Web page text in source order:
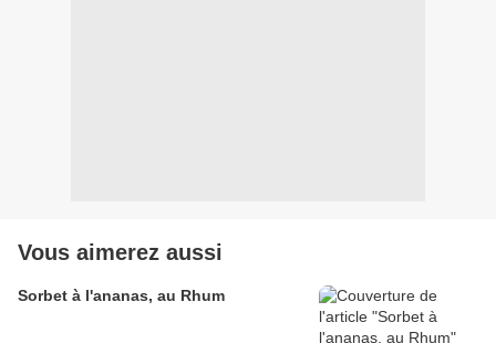
Vous aimerez aussi
Sorbet à l'ananas, au Rhum